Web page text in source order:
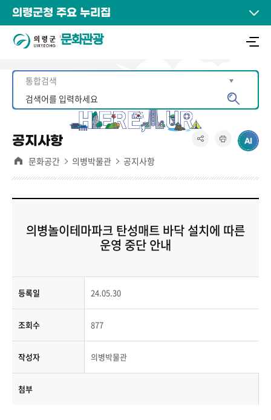
의령군청 주요 누리집
문화관광
공지사항
문화공간 의병박물관 공지사항
의병놀이테마파크 탄성매트 바닥 설치에 따른
운영 중단 안내
등록일 24.05.30
조회수 877
작성자 의병박물관
첨부